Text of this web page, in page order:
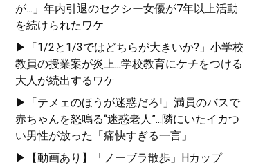
が...」年内引退のセクシー女優が7年以上活動
を続けられたワケ
▶「1/2と1/3ではどちらが大きいか?」小学校
教員の授業案が炎上...学校教育にケチをつける
大人が続出するワケ
▶「テメェのほうが迷惑だろ!」満員のバスで
赤ちゃんを怒鳴る“迷惑老人”...隣にいたイカつ
い男性が放った「痛快すぎる一言」
▶【動画あり】「ノーブラ散歩」Hカップ